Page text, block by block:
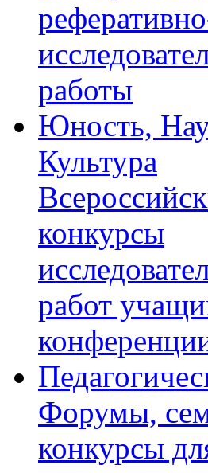
работы
Юность,
Культура
конкурсы
работ
Форумы,
конкурсы